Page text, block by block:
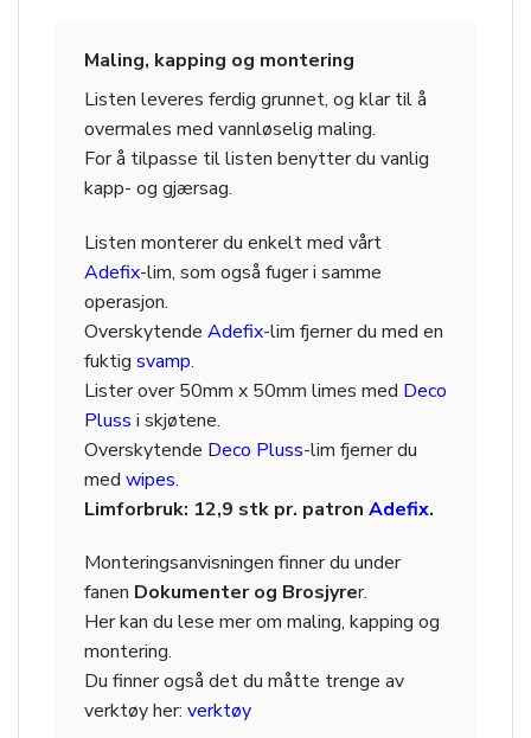
Maling, kapping og montering
Listen leveres ferdig grunnet, og klar til å
overmales med vannløselig maling.
For å tilpasse til listen benytter du vanlig
kapp- og gjærsag.
Listen monterer du enkelt med vårt
Adefix-lim, som også fuger i samme
operasjon.
Overskytende Adefix-lim fjerner du med en
fuktig svamp.
Lister over 50mm x 50mm limes med Deco
Pluss i skjøtene.
Overskytende Deco Pluss-lim fjerner du
med wipes.
Limforbruk: 12,9 stk pr. patron Adefix.
Monteringsanvisningen finner du under
fanen Dokumenter og Brosjyrer.
Her kan du lese mer om maling, kapping og
montering.
Du finner også det du måtte trenge av
verktøy her: verktøy